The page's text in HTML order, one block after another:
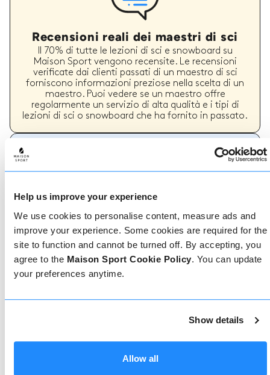
Help us improve your experience
We use cookies to personalise content, measure ads and
improve your experience. Some cookies are required for the
site to function and cannot be turned off. By accepting, you
agree to the Maison Sport Cookie Policy. You can update
your preferences anytime.
Show details
Allow all
Recensioni reali dei maestri di sci
Il 70% di tutte le lezioni di sci e snowboard su
Maison Sport vengono recensite. Le recensioni
verificate dai clienti passati di un maestro di sci
forniscono informazioni preziose nella scelta di un
maestro. Puoi vedere se un maestro offre
regolarmente un servizio di alta qualità e i tipi di
lezioni di sci o snowboard che ha fornito in passato.
Come prenotare
Prenotare con noi non potrebbe essere più
semplice, il nostro team di esperti è sempre a
disposizione per aiutarvi: prenotate subito online
o parlate con il nostro team se avete bisogno di
assistenza.